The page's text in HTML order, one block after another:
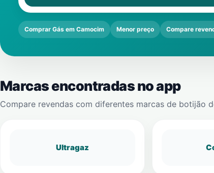
Comprar Gás em Camocim Menor preço Compare
Marcas encontradas no app
Compare revendas com diferentes marcas de botijão
Ultragaz